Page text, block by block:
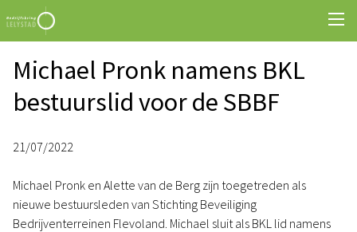
Michael Pronk namens BKL
bestuurslid voor de SBBF
21/07/2022
Michael Pronk en Alette van de Berg zijn toegetreden als
nieuwe bestuursleden van Stichting Beveiliging
Bedrijventerreinen Flevoland. Michael sluit als BKL lid namens